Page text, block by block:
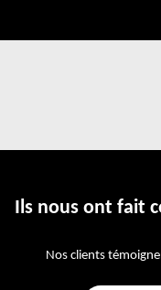
Ils nous ont fait
Nos clients